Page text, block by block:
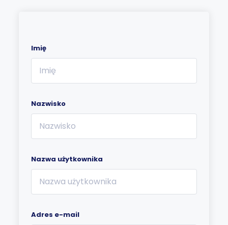
Imię
Nazwisko
Nazwa użytkownika
Adres e-mail